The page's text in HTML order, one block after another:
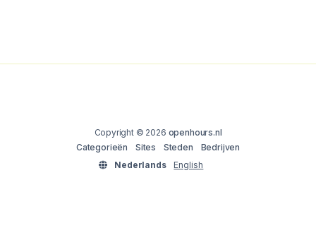
Copyright © 2026 openhours.nl
Categorieën
Sites Steden
Bedrijven
Nederlands
English